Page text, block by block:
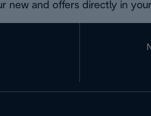
new and offers directly in